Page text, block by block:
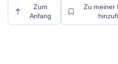
Zum
Anfang
Zu meiner